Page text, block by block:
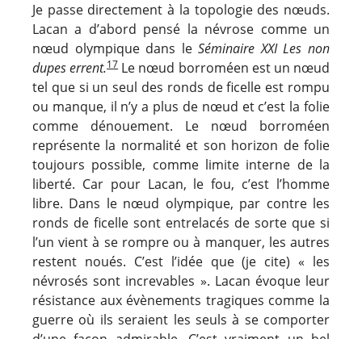
Je passe directement à la topologie des nœuds.
Lacan a d’abord pensé la névrose comme un
nœud olympique dans leSéminaire XXILes non
dupes errent.17Le nœud borroméen est un nœud
tel que si un seul des ronds de ficelle est rompu
ou manque, il n’y a plus de nœud et c’est la folie
comme dénouement. Le nœud borroméen
représente la normalité et son horizon de folie
toujours possible, comme limite interne de la
liberté. Car pour Lacan, le fou, c’est l’homme
libre. Dans le nœud olympique, par contre les
ronds de ficelle sont entrelacés de sorte que si
l’un vient à se rompre ou à manquer, les autres
restent noués. C’est l’idée que (je cite) « les
névrosés sont increvables ». Lacan évoque leur
résistance aux évènements tragiques comme la
guerre où ils seraient les seuls à se comporter